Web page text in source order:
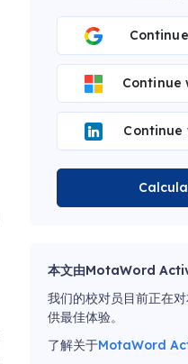
Continue
Continue
本文由MotaWord
我们的校对员目前正在
供最佳体验。
了解关于MotaWord